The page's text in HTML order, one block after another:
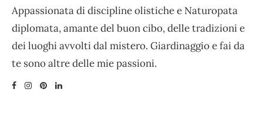
Appassionata di discipline olistiche e Naturopata
diplomata, amante del buon cibo, delle tradizioni e
dei luoghi avvolti dal mistero. Giardinaggio e fai da
te sono altre delle mie passioni.